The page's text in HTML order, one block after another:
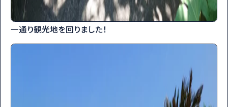
一通り観光地を回りました！